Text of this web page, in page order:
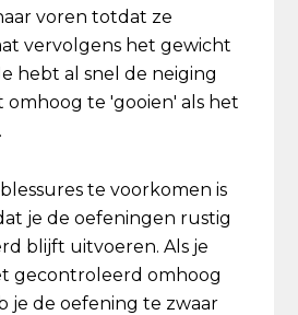
voren totdat ze
vervolgens het gewicht
hebt al snel de neiging
te 'gooien' als het
te voorkomen is
je de oefeningen rustig
blijft uitvoeren. Als je
gecontroleerd omhoog
je de oefening te zwaar